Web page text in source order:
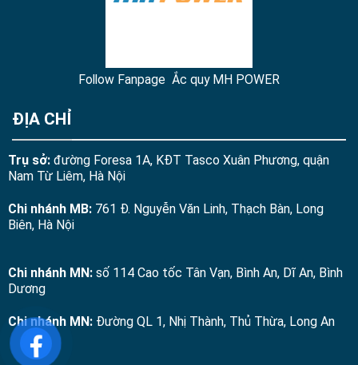
Follow Fanpage Ắc quy MH POWER
ĐỊA CHỈ
Trụ sở:đường Foresa 1A, KĐT Tasco Xuân Phương, quận
Nam Từ Liêm, Hà Nội
Chi nhánh MB:761 Đ. Nguyễn Văn Linh, Thạch Bàn, Long
Biên, Hà Nội
Chi nhánh MN:số 114 Cao tốc Tân Vạn, Bình An, Dĩ An, Bình
Dương
Chi nhánh MN:Đường QL 1, Nhị Thành, Thủ Thừa, Long An